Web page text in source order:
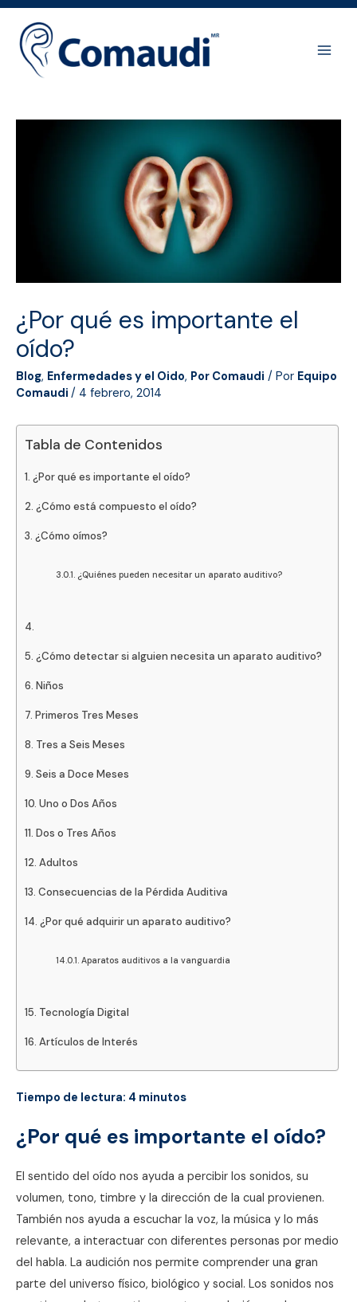
Ir
contenido
¿Por qué es importante el
oído?
Blog, Enfermedades y el Oido, Por Comaudi / Por Equipo
Comaudi / 4 febrero, 2014
Tabla de Contenidos
¿Por qué es importante el oído?
¿Cómo está compuesto el oído?
¿Cómo oímos?
¿Quiénes pueden necesitar un aparato auditivo?
¿Cómo detectar si alguien necesita un aparato auditivo?
Niños
Primeros Tres Meses
Tres a Seis Meses
Seis a Doce Meses
Uno o Dos Años
Dos o Tres Años
Adultos
Consecuencias de la Pérdida Auditiva
¿Por qué adquirir un aparato auditivo?
Aparatos auditivos a la vanguardia
Tecnología Digital
Artículos de Interés
Tiempo de lectura: 4 minutos
¿Por qué es importante el oído?
El sentido del oído nos ayuda a percibir los sonidos, su
volumen, tono, timbre y la dirección de la cual provienen.
También nos ayuda a escuchar la voz, la música y lo más
relevante, a interactuar con diferentes personas por medio
del habla. La audición nos permite comprender una gran
parte del universo físico, biológico y social. Los sonidos nos